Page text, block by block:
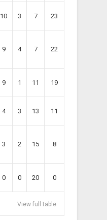
10 3 7 23
9 4 7 22
9 1 11 19
4 3 13 11
3 2 15 8
0 0 20 0
View full table